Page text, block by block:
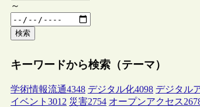
～
検索
キーワードから検索（テーマ）
学術情報流通4348 デジタル化4098 デジタル
イベント 3012 災害2754 オープンアクセス